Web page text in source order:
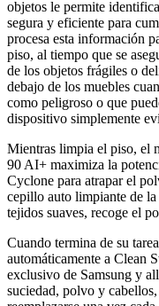
objetos le permite
segura y eficiente para
procesa esta información
piso, al tiempo que se
de los objetos frágiles o
debajo de los muebles
como peligroso o que
dispositivo simplemente
Mientras limpia el piso, el
90 AI+ maximiza la
Cyclone para atrapar el
cepillo auto limpiante de
tejidos suaves, recoge el
Cuando termina de su
automáticamente a Clean
exclusivo de Samsung y
suciedad, polvo y